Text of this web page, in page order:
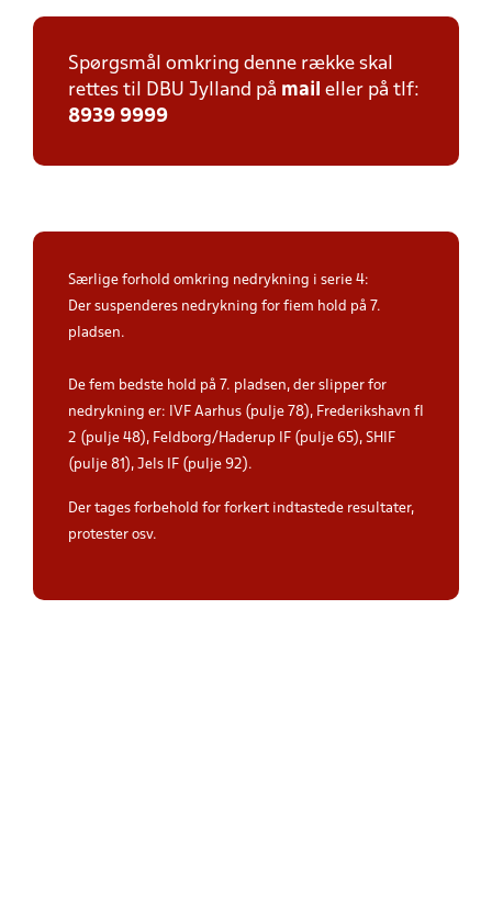
Spørgsmål omkring denne række skal
rettes til DBU Jylland på mail eller på tlf:
8939 9999
Særlige forhold omkring nedrykning i serie 4:
Der suspenderes nedrykning for fiem hold på 7.
pladsen.
De fem bedste hold på 7. pladsen, der slipper for
nedrykning er: IVF Aarhus (pulje 78), Frederikshavn fI
2 (pulje 48), Feldborg/Haderup IF (pulje 65), SHIF
(pulje 81), Jels IF (pulje 92).
Der tages forbehold for forkert indtastede resultater,
protester osv.